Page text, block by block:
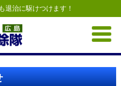
退治に駆けつけます！
to